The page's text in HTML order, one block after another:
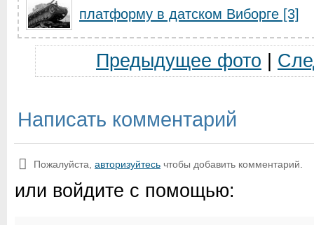
платформу в датском Виборге [3]
Предыдущее фото
Написать комментарий
Пожалуйста, авторизуйтесь чтобы добавить комментарий.
или войдите с помощью: